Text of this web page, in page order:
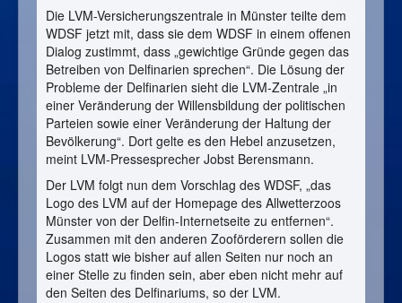
Die LVM-Versicherungszentrale in Münster teilte dem
WDSF jetzt mit, dass sie dem WDSF in einem offenen
Dialog zustimmt, dass „gewichtige Gründe gegen das
Betreiben von Delfinarien sprechen“. Die Lösung der
Probleme der Delfinarien sieht die LVM-Zentrale „in
einer Veränderung der Willensbildung der politischen
Parteien sowie einer Veränderung der Haltung der
Bevölkerung“. Dort gelte es den Hebel anzusetzen,
meint LVM-Pressesprecher Jobst Berensmann.
Der LVM folgt nun dem Vorschlag des WDSF, „das
Logo des LVM auf der Homepage des Allwetterzoos
Münster von der Delfin-Internetseite zu entfernen“.
Zusammen mit den anderen Zooförderern sollen die
Logos statt wie bisher auf allen Seiten nur noch an
einer Stelle zu finden sein, aber eben nicht mehr auf
den Seiten des Delfinariums, so der LVM.